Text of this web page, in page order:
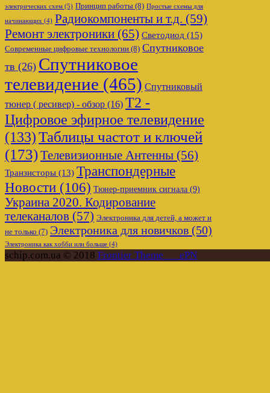
электрических схем (5) Принцип работы (8) Простые схемы для
начинающих (4) Радиокомпоненты и т.д. (59)
Ремонт электроники (65) Светодиод (15)
Современные цифровые технологии (8) Спутниковое
тв (26) Спутниковое
телевидение (465) Спутниковый
тюнер ( ресивер) - обзор (16) Т2 -
Цифровое эфирное телевидение
(133)Таблицы частот и ключей
(173)Телевизионные Антенны (56)
Транзисторы (13) Транспондерные
Новости (106) Тюнер-приемник сигнала (9)
Украина 2020. Кодирование
телеканалов (57) Электроника для детей, а может и
не только (7) Электроника для новичков (50)
Электроника как хобби или больше (4)
schip.com.ua © 2018 Frontier Theme___ePN